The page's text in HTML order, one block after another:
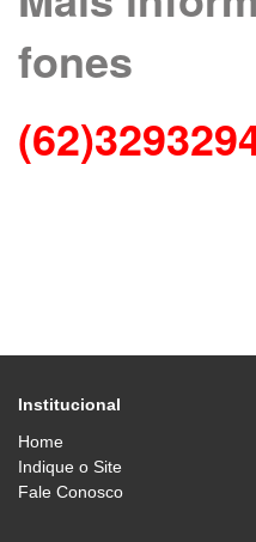
fones
Institucional
Home
Indique o Site
Fale Conosco